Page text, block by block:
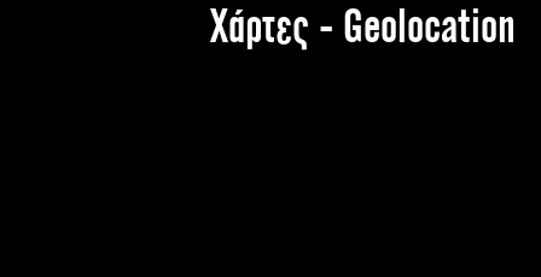
Χάρτες - Geolocation